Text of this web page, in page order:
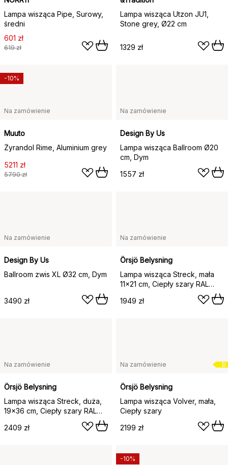
Lampa wisząca Pipe, Surowy,
średni
601 zł
619 zł
Lampa wisząca Utzon JU1,
Stone grey, Ø22 cm
1329 zł
Na zamówienie
Muuto
Żyrandol Rime, Aluminium grey
5211 zł
5790 zł
-10%
Na zamówienie
Design By Us
Lampa wisząca Ballroom Ø20
cm, Dym
1557 zł
Na zamówienie
Design By Us
Ballroom zwis XL Ø32 cm, Dym
3490 zł
Na zamówienie
Örsjö Belysning
Lampa wisząca Streck, mała
11x21 cm, Ciepły szary RAL
1949 zł
Na zamówienie
Örsjö Belysning
Lampa wisząca Streck, duża,
19×36 cm, Ciepły szary RAL
2409 zł
D
Na zamówienie
Örsjö Belysning
Lampa wisząca Volver, mała,
Ciepły szary
2199 zł
-10%